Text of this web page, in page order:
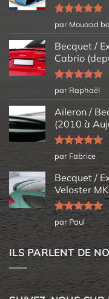
Note5sur
5
par Mouaad
Becquet /
Cabrio
Note5sur
5
par Raphaël
Aileron /
(2010 à
Note5sur
5
par Fabrice
Becquet /
Veloster
Note5sur
5
par Paul
ILS PARLENT DE